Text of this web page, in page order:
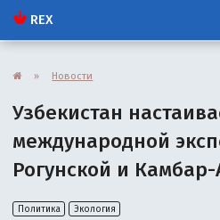
REX
» Новости
Узбекистан
международной
Рогунской и
Политика Экология